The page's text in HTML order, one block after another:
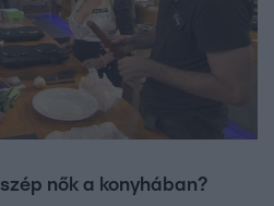
nők a konyhában?